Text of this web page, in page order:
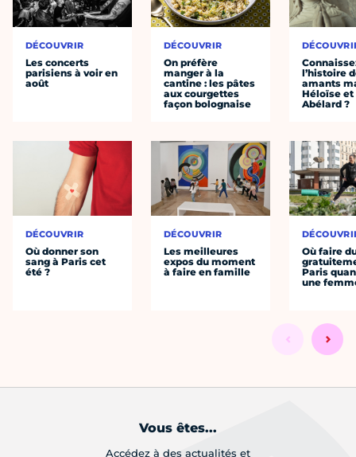
DÉCOUVRIR
Les concerts
parisiens à voir en
août
DÉCOUVRIR
Où donner son
sang à Paris cet
été ?
DÉCOUVRIR
On préfère
manger à la
cantine : les pâtes
aux courgettes
façon bolognaise
DÉCOUVRIR
Les meilleures
expos du moment
à faire en famille
l’histoire
amants
Héloïse et
Abélard ?
Où faire
Paris
une
Vous êtes...
Accédez à des actualités et